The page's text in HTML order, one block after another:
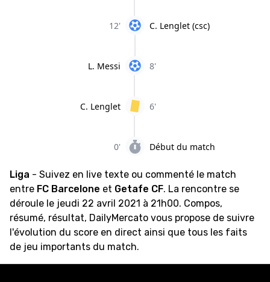
12' C. Lenglet (csc)
8'
L. Messi
6'
C. Lenglet
0' Début du match
Liga - Suivez en live texte ou commenté le match
entre FC Barcelone et Getafe CF. La rencontre se
déroule le jeudi 22 avril 2021 à 21h00. Compos,
résumé, résultat, DailyMercato vous propose de suivre
l'évolution du score en direct ainsi que tous les faits
de jeu importants du match.